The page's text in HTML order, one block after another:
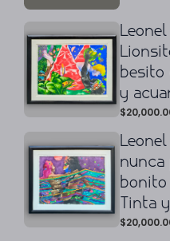
besito
y
$
nunca
bonito
Tinta
$